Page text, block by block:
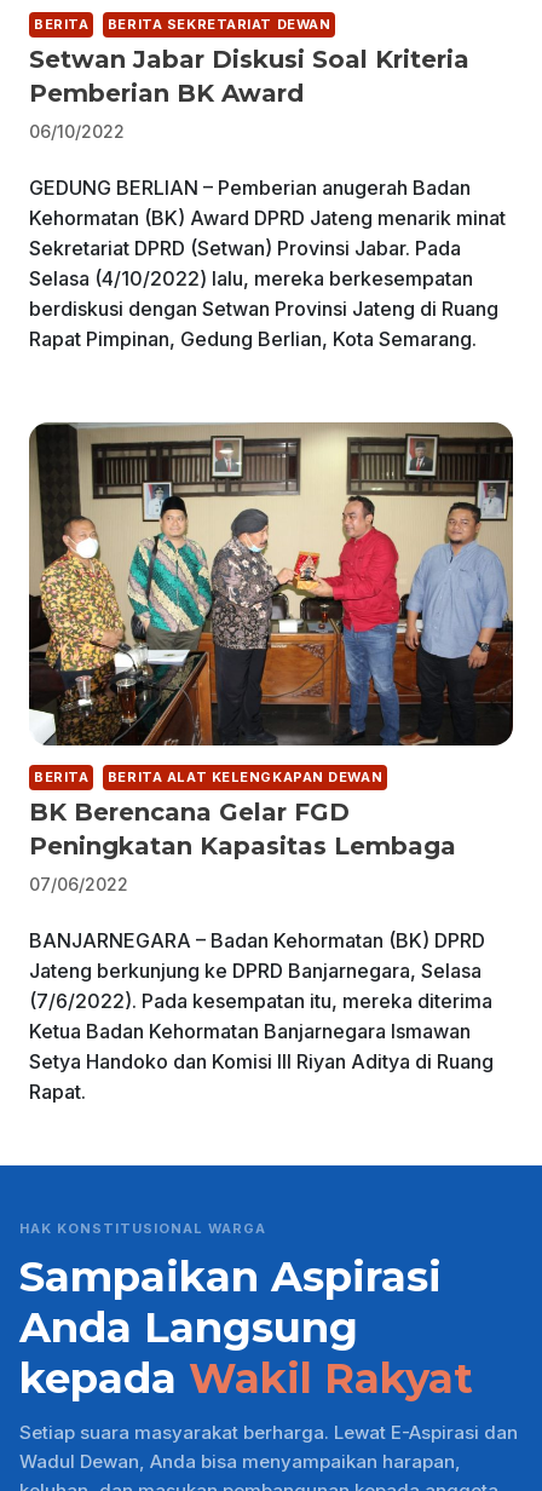
BERITA BERITA SEKRETARIAT DEWAN
Setwan Jabar Diskusi Soal Kriteria
Pemberian BK Award
06/10/2022
GEDUNG BERLIAN – Pemberian anugerah Badan
Kehormatan (BK) Award DPRD Jateng menarik minat
Sekretariat DPRD (Setwan) Provinsi Jabar. Pada
Selasa (4/10/2022) lalu, mereka berkesempatan
berdiskusi dengan Setwan Provinsi Jateng di Ruang
Rapat Pimpinan, Gedung Berlian, Kota Semarang.
BERITA BERITA ALAT KELENGKAPAN DEWAN
BK Berencana Gelar FGD
Peningkatan Kapasitas Lembaga
07/06/2022
BANJARNEGARA – Badan Kehormatan (BK) DPRD
Jateng berkunjung ke DPRD Banjarnegara, Selasa
(7/6/2022). Pada kesempatan itu, mereka diterima
Ketua Badan Kehormatan Banjarnegara Ismawan
Setya Handoko dan Komisi III Riyan Aditya di Ruang
Rapat.
HAK KONSTITUSIONAL WARGA
Sampaikan Aspirasi
Anda Langsung
kepada Wakil Rakyat
Setiap suara masyarakat berharga. Lewat E-Aspirasi dan
Wadul Dewan, Anda bisa menyampaikan harapan,